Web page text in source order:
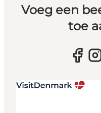
Voeg een
toe